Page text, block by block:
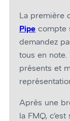
La première
Pipe compte
demandez
tous en
présents et
Après une
la FMQ,